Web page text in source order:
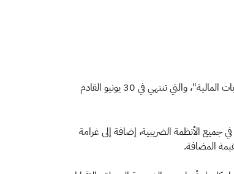
دعت هيئة الزكاة والضريبة والجمارك جميع المكلفين الخاضعين للأنظمة الضريبية إلى المسارعة للاستفادة من مبادرة "إلغاء الغرامات والإعفاء من العقوبات المالية"، والتي تنتهي في 30 يونيو القادم
جميع الأنظمة الضريبية، إضافة إلى غرامة
المضافة.